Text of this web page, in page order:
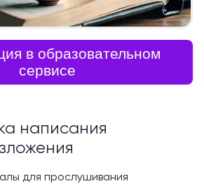
в образовательном
сервисе
написания
для прослушивания